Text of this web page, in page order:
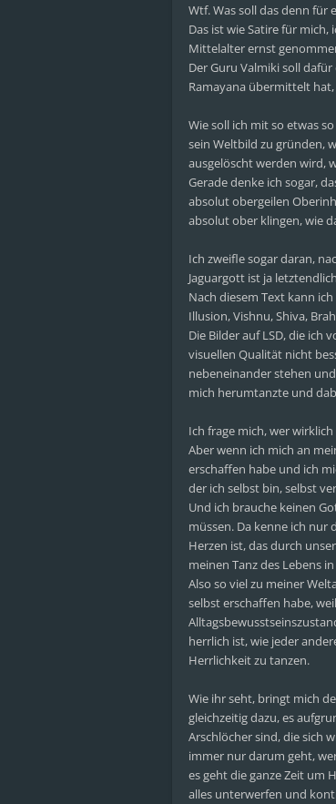
Wtf. Was soll das denn für
Das ist wie Satire für
Mittelalter ernst
Der Guru Valmiki soll
Ramayana übermittelt
Wie soll ich mit so etwas
sein Weltbild zu gründen,
ausgelöscht werden wird,
Gerade denke ich sogar,
absolut obergeilen
absolut ober klingen, wie
Ich zweifle sogar daran,
Jaguargott ist ja
Nach diesem Text kann
Illusion, Vishnu, Shiva,
Die Bilder auf LSD, die ich
visuellen Qualität nicht
nebeneinander stehen
mich herumtanzte und
Ich frage mich, wer
Aber wenn ich mich an
erschaffen habe und ich
der ich selbst bin, selbst
Und ich brauche keinen
müssen. Da kenne ich nur
Herzen ist, das durch
meinen Tanz des Lebens
Also so viel zu meiner
selbst erschaffen habe,
herrlich ist, wie jeder
Herrlichkeit zu tanzen.
Wie ihr seht, bringt mich
gleichzeitig dazu, es
Arschlöcher sind, die sich
immer nur darum geht,
es geht die ganze Zeit um
alles unterwerfen und